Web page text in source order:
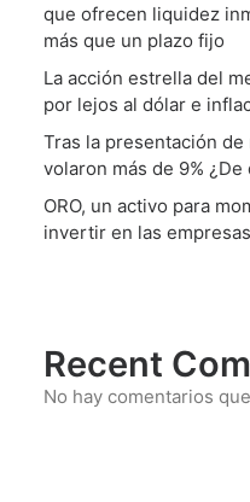
que ofrecen liquidez
más que un plazo fijo
La acción estrella del
por lejos al dólar e
Tras la presentación
volaron más de 9%
ORO, un activo para
invertir en las
Recent
No hay comentarios